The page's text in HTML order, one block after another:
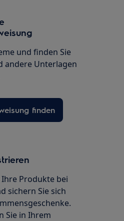
und finden Sie
andere Unterlagen
finden
Produkte bei
sichern Sie sich
Sie in Ihrem